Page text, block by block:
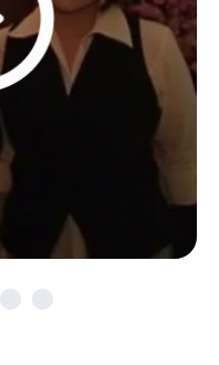
AGEN UTAMA
LENY MARIA, SE
Sebelum bergabung di